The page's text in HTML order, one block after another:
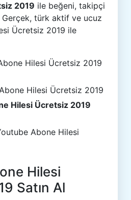
2019 ile beğeni, takipçi
Gerçek, türk aktif ve ucuz
Ücretsiz 2019 ile
Hilesi Ücretsiz 2019
Hilesi Ücretsiz 2019
Hilesi Ücretsiz 2019
Abone Hilesi
Hilesi
Satın Al